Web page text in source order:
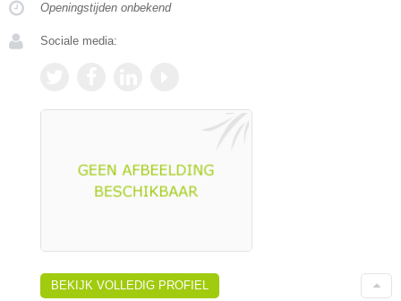
Openingstijden onbekend
Sociale media:
BEKIJK VOLLEDIG PROFIEL